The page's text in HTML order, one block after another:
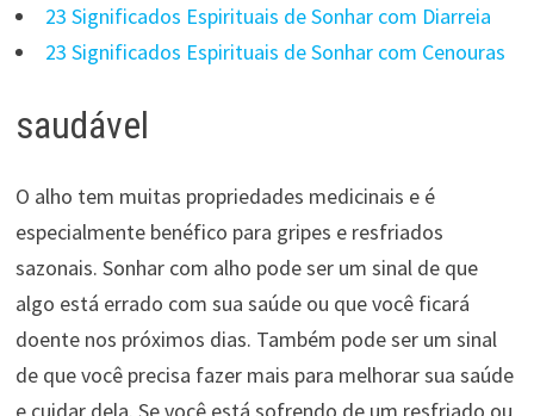
23 Significados Espirituais de Sonhar com Diarreia
23 Significados Espirituais de Sonhar com Cenouras
saudável
O alho tem muitas propriedades medicinais e é
especialmente benéfico para gripes e resfriados
sazonais. Sonhar com alho pode ser um sinal de que
algo está errado com sua saúde ou que você ficará
doente nos próximos dias. Também pode ser um sinal
de que você precisa fazer mais para melhorar sua saúde